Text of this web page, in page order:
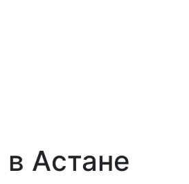
в Астане